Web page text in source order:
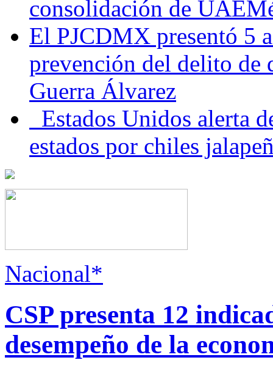
consolidación de
El PJCDMX presentó 5
prevención del delito de
Guerra Álvarez
Estados Unidos alerta
estados por chiles
Nacional*
CSP presenta 12
desempeño de la